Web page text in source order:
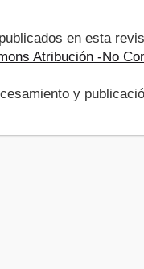
en esta
Atribución -No
y